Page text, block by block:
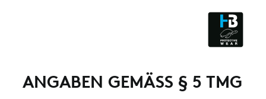
ANGABEN ­GEMÄSS § 5 TMG